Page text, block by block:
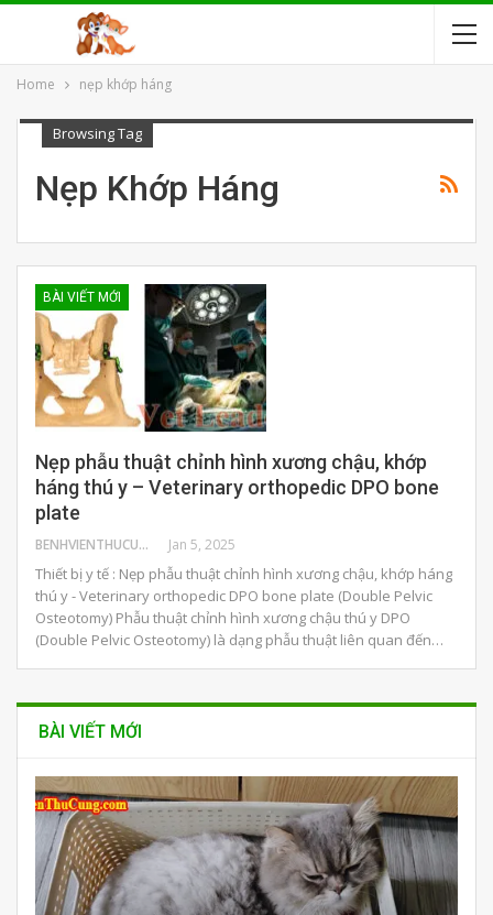
Home nẹp khớp háng
Browsing Tag
Nẹp Khớp Háng
BÀI VIẾT MỚI
Nẹp phẫu thuật chỉnh hình xương chậu, khớp
háng thú y – Veterinary orthopedic DPO bone
plate
BENHVIENTHUCUNG Jan 5, 2025
Thiết bị y tế : Nẹp phẫu thuật chỉnh hình xương chậu, khớp háng
thú y - Veterinary orthopedic DPO bone plate (Double Pelvic
Osteotomy) Phẫu thuật chỉnh hình xương chậu thú y DPO
(Double Pelvic Osteotomy) là dạng phẫu thuật liên quan đến…
BÀI VIẾT MỚI